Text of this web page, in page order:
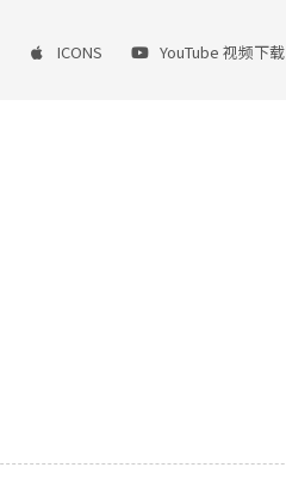
ICONS YouTube 视频下载